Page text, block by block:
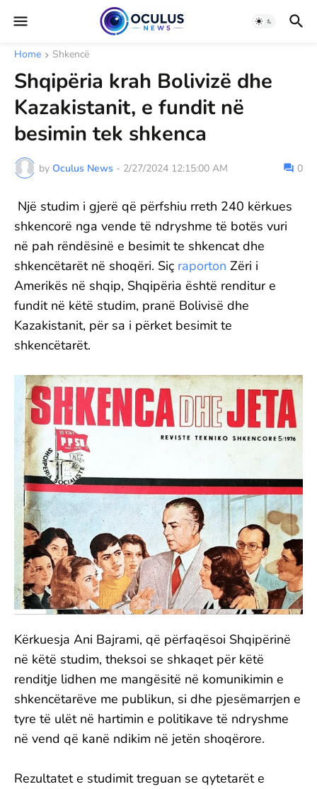
Home Shkencë
Shqipëria krah Bolivizë dhe
Kazakistanit, e fundit në
besimin tek shkenca
by Oculus News - 2/27/2024 12:15:00 AM 0
Një studim i gjerë që përfshiu rreth 240 kërkues
shkencorë nga vende të ndryshme të botës vuri
në pah rëndësinë e besimit te shkencat dhe
shkencëtarët në shoqëri. Siç raporton Zëri i
Amerikës në shqip, Shqipëria është renditur e
fundit në këtë studim, pranë Bolivisë dhe
Kazakistanit, për sa i përket besimit te
shkencëtarët.
Kërkuesja Ani Bajrami, që përfaqësoi Shqipërinë
në këtë studim, theksoi se shkaqet për këtë
renditje lidhen me mangësitë në komunikimin e
shkencëtarëve me publikun, si dhe pjesëmarrjen e
tyre të ulët në hartimin e politikave të ndryshme
në vend që kanë ndikim në jetën shoqërore.
Rezultatet e studimit treguan se qytetarët e